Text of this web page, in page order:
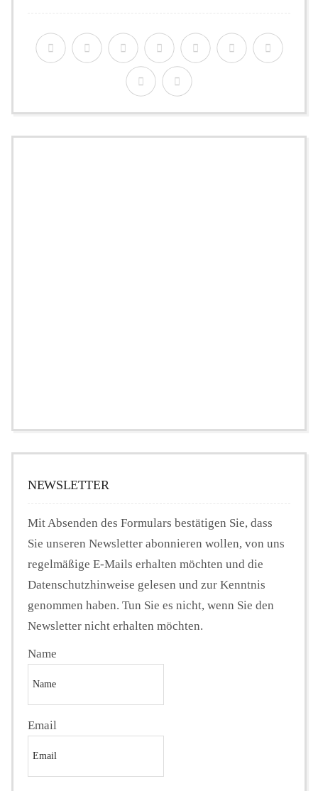
NEWSLETTER
Mit Absenden des Formulars bestätigen Sie, dass
Sie unseren Newsletter abonnieren wollen, von uns
regelmäßige E-Mails erhalten möchten und die
Datenschutzhinweise gelesen und zur Kenntnis
genommen haben. Tun Sie es nicht, wenn Sie den
Newsletter nicht erhalten möchten.
Name
Email